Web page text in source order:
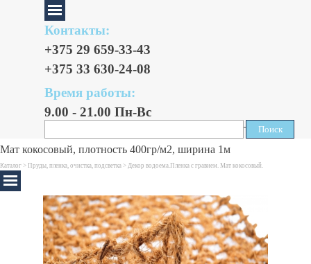
Контакты:
+375 29 659-33-43
+375 33 630-24-08
Время работы:
9.00 - 21.00 Пн-Вс
Поиск
Поиск
Мат кокосовый, плотность 400гр/м2, ширина 1м
Каталог > Пруды, пленка, очистка, подсветка > Декор водоема.Пленка с гравием. Мат кокосовый.